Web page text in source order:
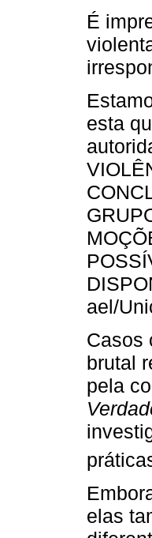
É
esta
ael/
Casos
brutal
pela
elas